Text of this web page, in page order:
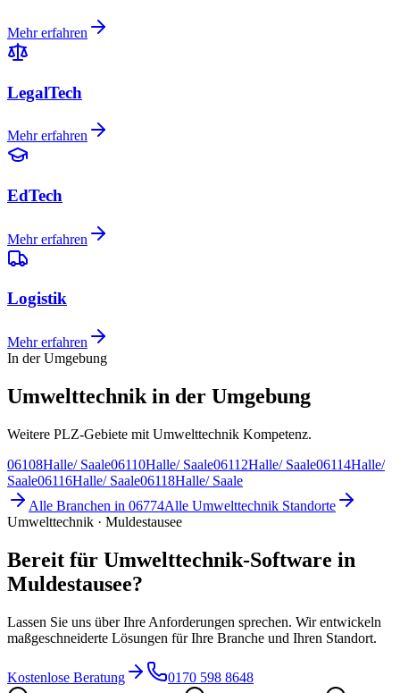
Mehr erfahren
LegalTech
Mehr erfahren
EdTech
Mehr erfahren
Logistik
Mehr erfahren
In der Umgebung
Umwelttechnik in der Umgebung
Weitere PLZ-Gebiete mit Umwelttechnik Kompetenz.
06108Halle/ Saale06110Halle/ Saale06112Halle/ Saale06114Halle/
Saale06116Halle/ Saale06118Halle/ Saale
Alle Branchen in 06774Alle Umwelttechnik Standorte
Umwelttechnik · Muldestausee
Bereit für Umwelttechnik-Software in
Muldestausee?
Lassen Sie uns über Ihre Anforderungen sprechen. Wir entwickeln
maßgeschneiderte Lösungen für Ihre Branche und Ihren Standort.
Kostenlose Beratung
0170 598 8648